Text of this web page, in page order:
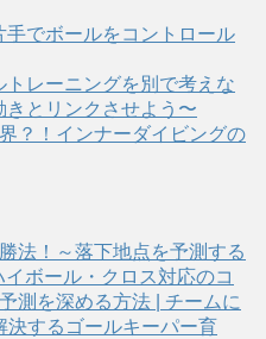
手でボールをコントロール
レーニングを別で考えな
とリンクさせよう〜
？！インナーダイビングの
法！～落下地点を予測する
イボール・クロス対応のコ
測を深める方法 | チームに
決するゴールキーパー育